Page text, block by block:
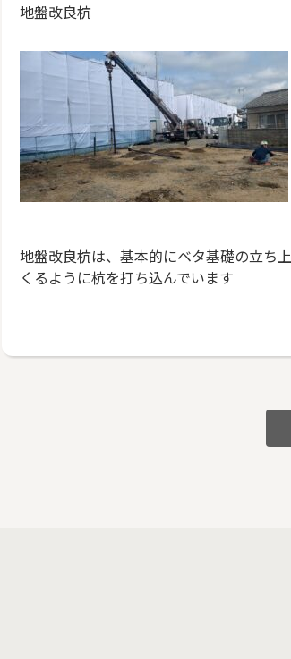
地盤改良杭
地盤改良杭は、基本的にベタ基礎の立ち
くるように杭を打ち込んでいます